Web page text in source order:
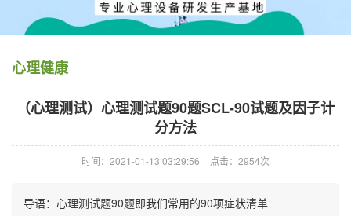
心理健康
（心理测试）心理测试题90题SCL-90试题及因子计
分方法
时间：2021-01-13 03:29:56 点击：2954次
导语：心理测试题90题即我们常用的90项症状清单